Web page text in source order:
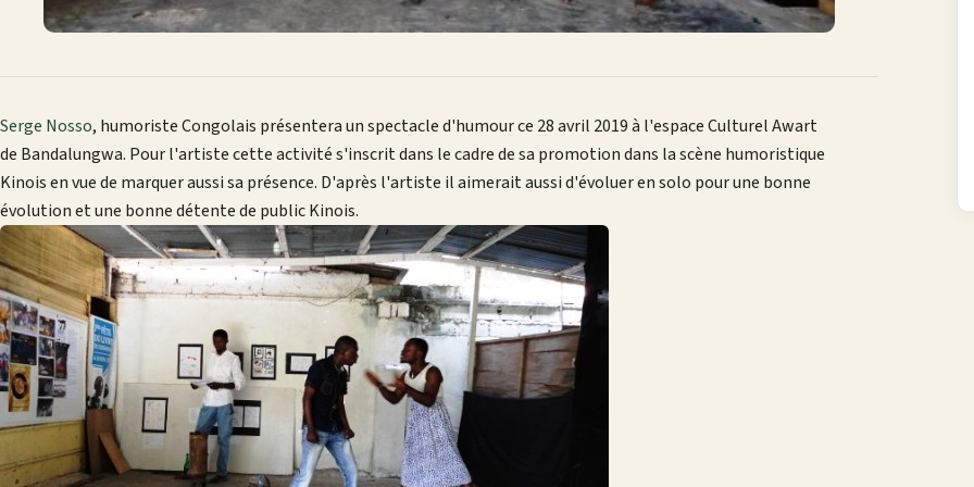
Serge Nosso, humoriste Congolais présentera un spectacle d'humour ce 28 avril 2019 à l'espace Culturel Awart
de Bandalungwa. Pour l'artiste cette activité s'inscrit dans le cadre de sa promotion dans la scène humoristique
Kinois en vue de marquer aussi sa présence. D'après l'artiste il aimerait aussi d'évoluer en solo pour une bonne
évolution et une bonne détente de public Kinois.